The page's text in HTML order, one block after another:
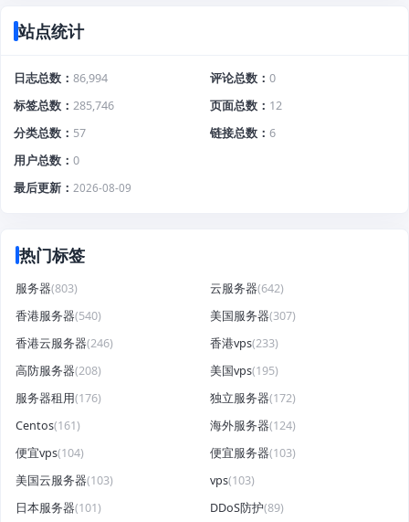
站点统计
日志总数 86,994 评论总数
0
标签总数
285,746 页面总数
12
分类总数
57 链接总数
6
用户总数
0
最后更新
2026-08-09
热门标签
服务器(803) 云服务器(642)
香港服务器(540) 美国服务器(307)
香港云服务器(246) 香港vps(233)
高防服务器(208) 美国vps(195)
服务器租用(176) 独立服务器(172)
Centos(161) 海外服务器(124)
便宜vps(104) 便宜服务器(103)
美国云服务器(103) vps(103)
日本服务器(101) DDoS防护(89)